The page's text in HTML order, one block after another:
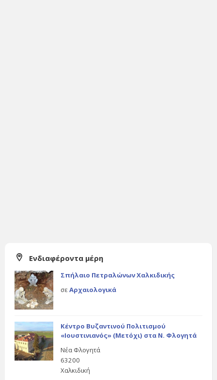
Ενδιαφέροντα μέρη
Σπήλαιο Πετραλώνων Χαλκιδικής
σε Αρχαιολογικά
Κέντρο Βυζαντινού Πολιτισμού
«Ιουστινιανός» (Μετόχι) στα Ν. Φλογητά
Νέα Φλογητά
63200
Χαλκιδική